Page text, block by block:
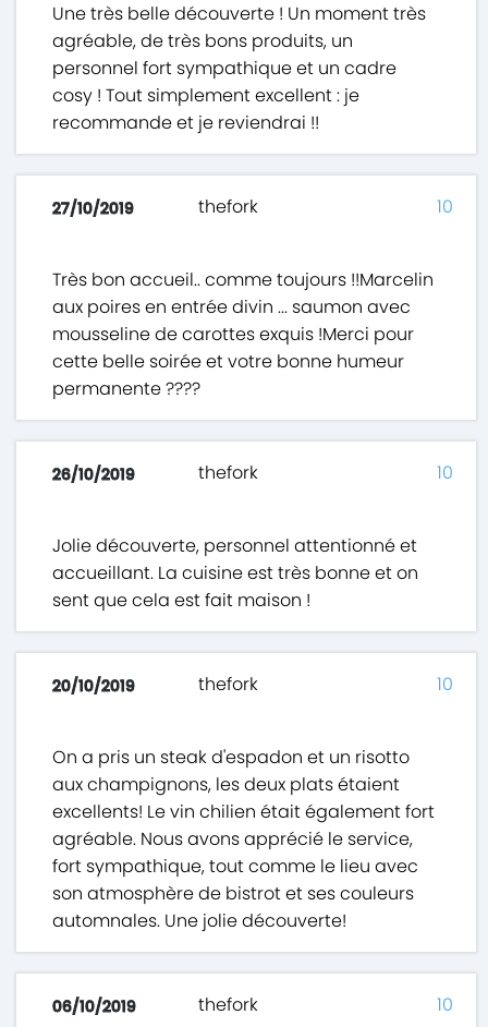
Une très belle découverte ! Un moment très
agréable, de très bons produits, un
personnel fort sympathique et un cadre
cosy ! Tout simplement excellent : je
recommande et je reviendrai !!
27/10/2019 thefork
Très bon accueil.. comme toujours !!Marcelin
aux poires en entrée divin ... saumon avec
mousseline de carottes exquis !Merci pour
cette belle soirée et votre bonne humeur
permanente ????
10
26/10/2019 thefork
Jolie découverte, personnel attentionné et
accueillant. La cuisine est très bonne et on
sent que cela est fait maison !
10
20/10/2019 thefork
On a pris un steak d'espadon et un risotto
aux champignons, les deux plats étaient
excellents! Le vin chilien était également fort
agréable. Nous avons apprécié le service,
fort sympathique, tout comme le lieu avec
son atmosphère de bistrot et ses couleurs
automnales. Une jolie découverte!
10
06/10/2019 thefork 10